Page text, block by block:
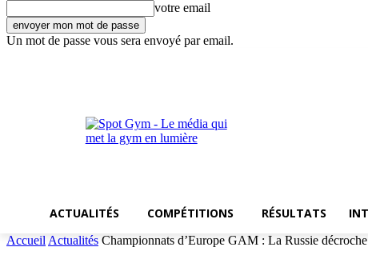
votre email
Un mot de passe vous sera envoyé par email.
ACTUALITÉS COMPÉTITIONS RÉSULTATS
Accueil Actualités Championnats d’Europe GAM : La Russie